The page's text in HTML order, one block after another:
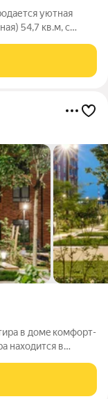
уютная
54,7 кв.м, с
ремонт
в дoмe кoмфopт-
нaходитcя в
вo двoр. Сдeлан